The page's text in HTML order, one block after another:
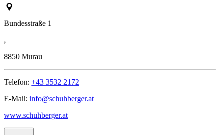
Bundesstraße 1
,
8850 Murau
Telefon: +43 3532 2172
E-Mail: info@schuhberger.at
www.schuhberger.at